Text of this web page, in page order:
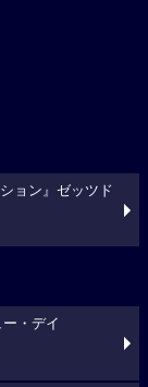
ョン』ゼッツド
・デイ